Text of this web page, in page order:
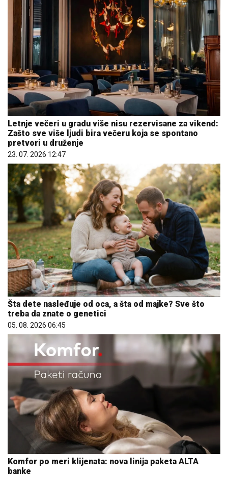
Letnje večeri u gradu više nisu rezervisane za vikend:
Zašto sve više ljudi bira večeru koja se spontano
pretvori u druženje
23. 07. 2026 12:47
Šta dete nasleđuje od oca, a šta od majke? Sve što
treba da znate o genetici
05. 08. 2026 06:45
Komfor po meri klijenata: nova linija paketa ALTA
banke